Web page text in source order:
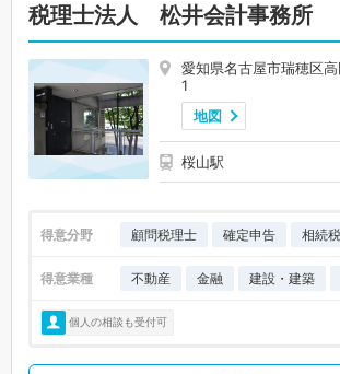
税理士法人 松井会計事務所
愛知県名古屋市瑞穂区
1
地図
桜山駅
得意分野 顧問税理士 確定申告 相続税
得意業種 不動産 金融 建設・建築
個人の相談も受付可